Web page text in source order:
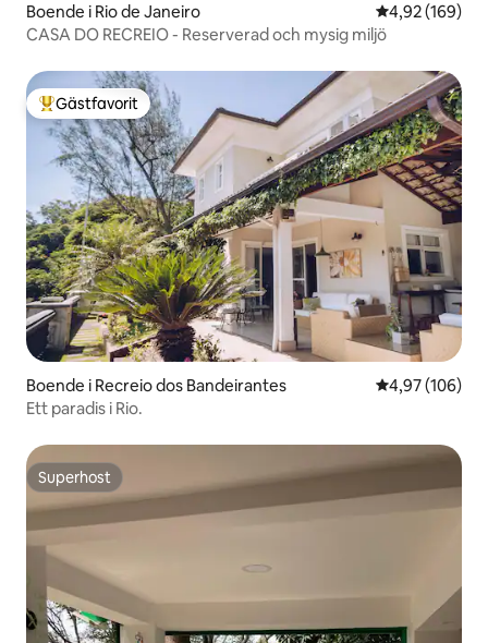
Boende i Rio de Janeiro 4,92 av 5 i
4,92 (169)
CASA DO RECREIO - Reserverad och mysig miljö
Populär gästfavorit
Gästfavorit
Boende i Recreio dos Bandeirantes 4,97 av 5 i
4,97 (106)
Ett paradis i Rio.
Superhost
Superhost